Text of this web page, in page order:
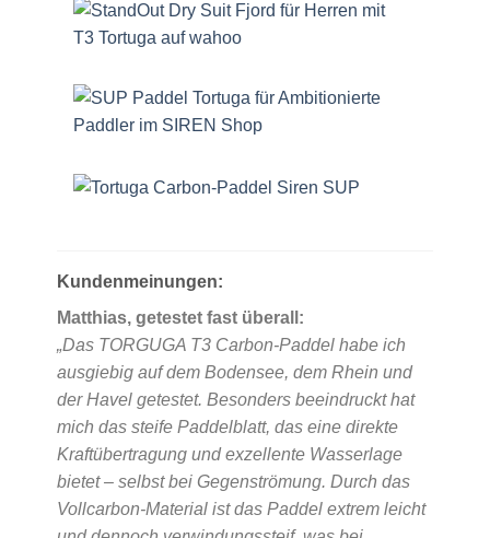
Kundenmeinungen:
Matthias, getestet fast überall:
„Das TORGUGA T3 Carbon-Paddel habe ich
ausgiebig auf dem Bodensee, dem Rhein und
der Havel getestet. Besonders beeindruckt hat
mich das steife Paddelblatt, das eine direkte
Kraftübertragung und exzellente Wasserlage
bietet – selbst bei Gegenströmung. Durch das
Vollcarbon-Material ist das Paddel extrem leicht